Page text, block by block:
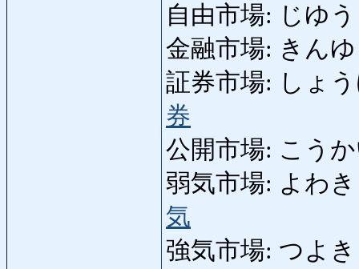
自由市場: じゆ
金融市場: きん
証券市場: しょ
券
公開市場: こう
弱気市場: よわ
気
強気市場: つよ